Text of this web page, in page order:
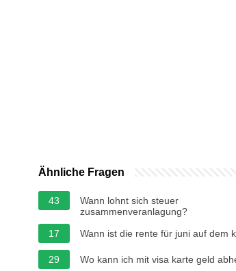
Ähnliche Fragen
43
Wann lohnt sich steuer
zusammenveranlagung?
17
Wann ist die rente für juni auf dem
29 Wo kann ich mit visa karte geld